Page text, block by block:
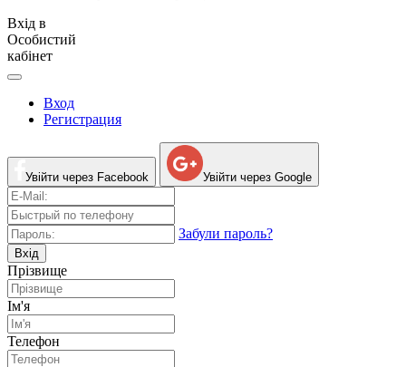
Вхід в
Особистий
кабінет
Вход
Регистрация
Увійти через Facebook Увійти через Google
Забули пароль?
Вхід
Прізвище
Ім'я
Телефон